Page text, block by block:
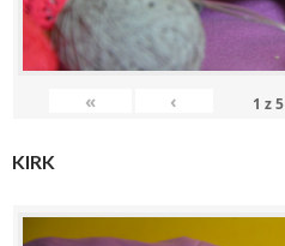
« ‹ 1 z5
KIRK